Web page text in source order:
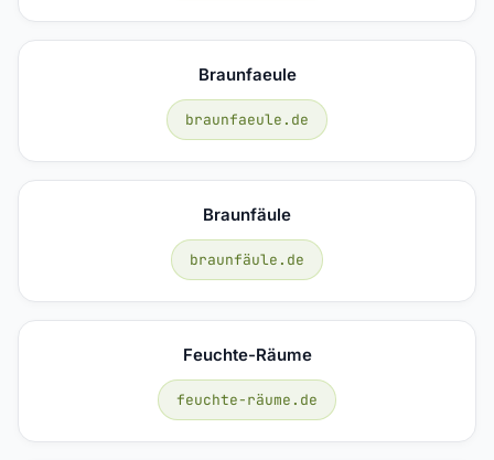
Braunfaeule
braunfaeule.de
Braunfäule
braunfäule.de
Feuchte-Räume
feuchte-räume.de